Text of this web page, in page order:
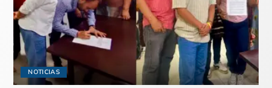
NOTICIAS